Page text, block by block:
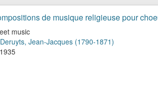
de musique religieuse pour
music
Deruyts, Jean-Jacques (1790-1871)